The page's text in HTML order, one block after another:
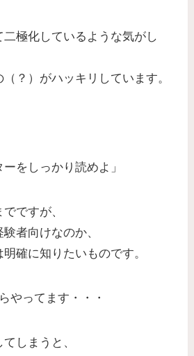
極化しているような気がし
？）がハッキリしています。
ーをしっかり読めよ」
ですが、
者向けなのか、
確に知りたいものです。
やってます・・・
しまうと、